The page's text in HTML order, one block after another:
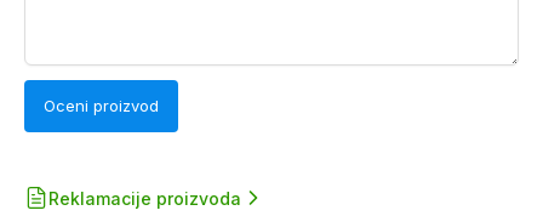
Oceni proizvod
Reklamacije proizvoda